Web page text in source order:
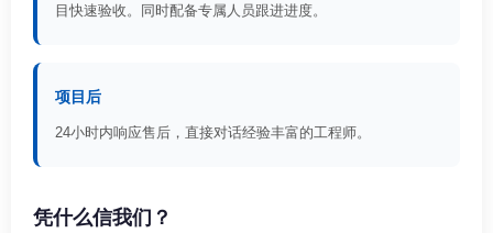
目快速验收。同时配备专属人员跟进进度。
项目后
24小时内响应售后，直接对话经验丰富的工程师。
凭什么信我们？